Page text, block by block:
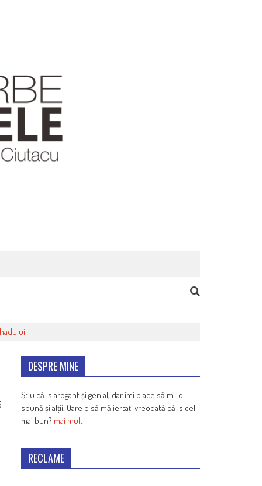
DESPRE MINE
Știu că-s arogant și genial, dar îmi place să mi-o
spună și alții. Oare o să mă iertați vreodată că-s cel
mai bun? mai mult
RECLAME